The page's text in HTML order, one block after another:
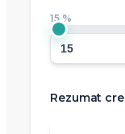
15 %
Rezumat